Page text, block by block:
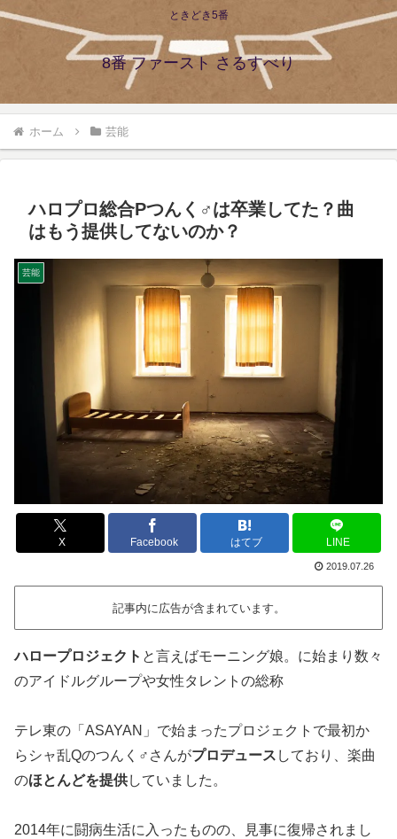
ときどき5番
8番 ファースト さるすべり
ホーム 芸能
ハロプロ総合Pつんく♂は卒業してた？曲
はもう提供してないのか？
芸能
X Facebook はてブ LINE
2019.07.26
記事内に広告が含まれています。
ハロープロジェクト と言えばモーニング娘。に始まり数々
のアイドルグループや女性タレントの総称
テレ東の「ASAYAN」で始まったプロジェクトで最初か
らシャ乱Qのつんく♂さんがプロデュース しており、楽曲
のほとんどを提供していました。
2014年に闘病生活に入ったものの、見事に復帰されまし